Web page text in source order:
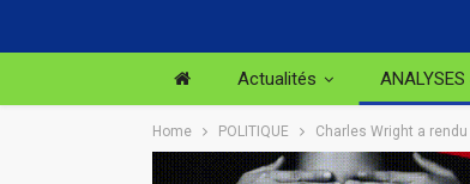
Actualités
Home POLITIQUE Charles Wright a